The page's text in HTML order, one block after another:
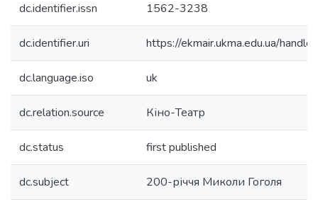
dc.identifier.issn 1562-3238
dc.identifier.uri https://ekmair.ukma.edu.ua/
dc.language.iso uk
dc.relation.source Кіно-Театр
dc.status first published
dc.subject 200-річчя Миколи Гоголя